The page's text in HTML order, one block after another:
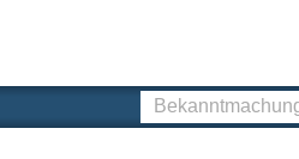
Bekanntmachungen
finden